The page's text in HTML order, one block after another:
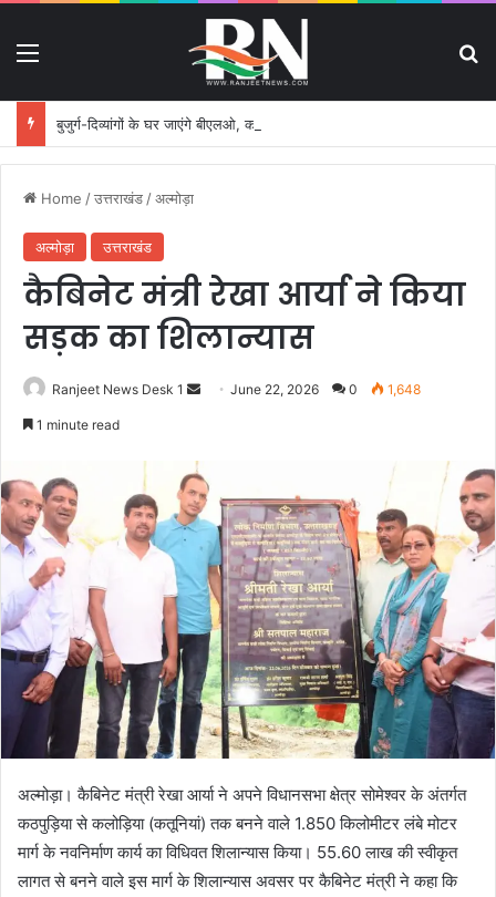
बुजुर्ग-दिव्यांगों के घर जाएंगे बीएलओ, करेंगे नोटिसों का निस्तारण
Home /उत्तराखंड /अल्मोड़ा
अल्मोड़ा उत्तराखंड
कैबिनेट मंत्री रेखा आर्या ने किया
सड़क का शिलान्यास
Ranjeet News Desk 1
a
n
e
m
a
i
June 22, 2026 0 1,648
1 minute read
अल्मोड़ा। कैबिनेट मंत्री रेखा आर्या ने अपने विधानसभा क्षेत्र सोमेश्वर के अंतर्गत
कठपुड़िया से कलोड़िया (कतूनियां) तक बनने वाले 1.850 किलोमीटर लंबे मोटर
मार्ग के नवनिर्माण कार्य का विधिवत शिलान्यास किया। 55.60 लाख की स्वीकृत
लागत से बनने वाले इस मार्ग के शिलान्यास अवसर पर कैबिनेट मंत्री ने कहा कि